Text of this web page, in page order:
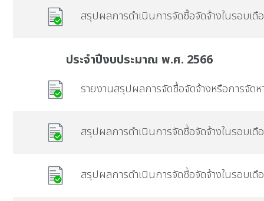
สรุปผลการดำเนินการจัดซื้อจัดจ้างในรอบเ
ประจำปีงบประมาณ พ.ศ. 2566
รายงานสรุปผลการจัดชื้อจัดจ้างหรือการจัด
สรุปผลการดำเนินการจัดซื้อจัดจ้างในรอบเ
สรุปผลการดำเนินการจัดซื้อจัดจ้างในรอบ